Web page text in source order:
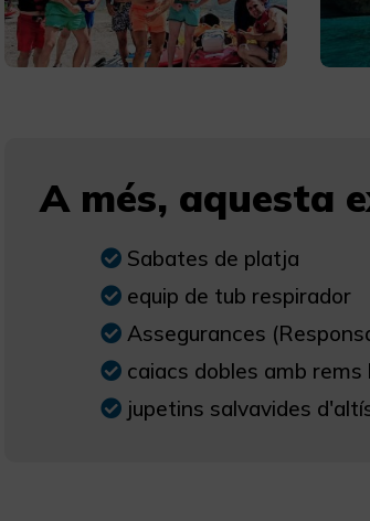
A més, aquesta
Sabates de platja
equip de tub respirador
Assegurances
caiacs dobles amb rems
jupetins salvavides